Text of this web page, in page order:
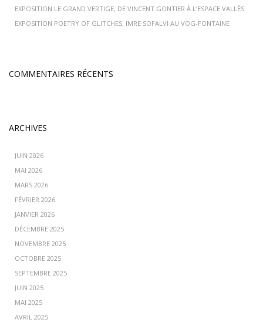
EXPOSITION LE GRAND VERTIGE, DE VINCENT GONTIER À L’ESPACE VALLÈS
EXPOSITION POETRY OF GLITCHES, IMRE SOFALVI AU VOG-FONTAINE
COMMENTAIRES RÉCENTS
ARCHIVES
JUIN 2026
MAI 2026
MARS 2026
FÉVRIER 2026
JANVIER 2026
DÉCEMBRE 2025
NOVEMBRE 2025
OCTOBRE 2025
SEPTEMBRE 2025
JUIN 2025
MAI 2025
AVRIL 2025